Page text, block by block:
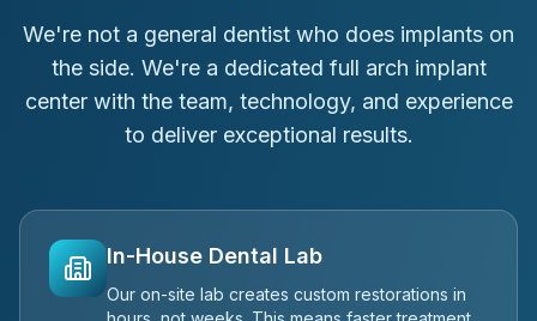
We're not a general dentist who does implants on
the side. We're a dedicated full arch implant
center with the team, technology, and experience
to deliver exceptional results.
In-House Dental Lab
Our on-site lab creates custom restorations in